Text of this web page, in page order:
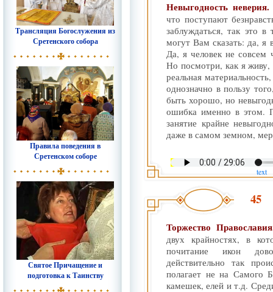
Трансляция Богослужения из
Сретенского собора
Правила поведения в
Сретенском соборе
Святое Причащение и
подготовка к Таинству
Невыгодность
что поступают
заблуждаться, так это
могут Вам сказать: да, я
Да, я человек не совсем
Но посмотри, как я
реальная
однозначно в пользу
быть хорошо, но
ошибка именно в этом.
занятие крайне
даже в самом земном,
text
45
Торжество
двух крайностях, в
почитание икон
действительно так
полагает не на Самого
камешек, елей и т.д.